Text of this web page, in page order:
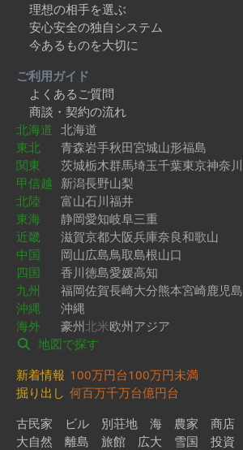
理想の相手を選ぶ
安心安全の独自システム
今あるものを大切に
ご利用ガイド
よくあるご質問
商談・契約の流れ
北海道 北海道
東北
青森岩手秋田宮城山形福島
関東
茨城栃木群馬埼玉千葉東京神奈川
甲信越 新潟長野山梨
北陸
富山石川福井
東海
静岡愛知岐阜三重
近畿
滋賀京都大阪兵庫奈良和歌山
中国
岡山広島鳥取島根山口
四国
香川徳島愛媛高知
九州
福岡佐賀長崎大分熊本宮崎鹿児島
沖縄
沖縄
海外
豪州北米欧州アジア
地図で探す
新着情報 100万円台100万円未満
掘り出し 何百万千万台億円台
古民家
ビル 別荘地 海 農家
商店
大自然
離島 旅館 広大 雪国
投資